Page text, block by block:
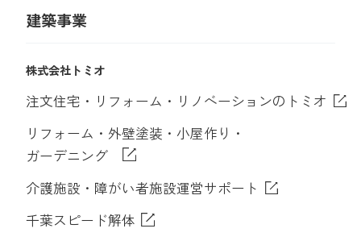
建築事業
株式会社トミオ
注文住宅・リフォーム・リノベーションのトミオ
リフォーム・外壁塗装・小屋作り・
ガーデニング
介護施設・障がい者施設運営サポート
千葉スピード解体